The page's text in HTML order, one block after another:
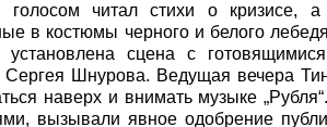
голосом читал стихи о кризисе,
в костюмы черного и белого
сцена с
Сергея Шнурова. Ведущая вечера
наверх и внимать музыке
вызывали явное одобрение